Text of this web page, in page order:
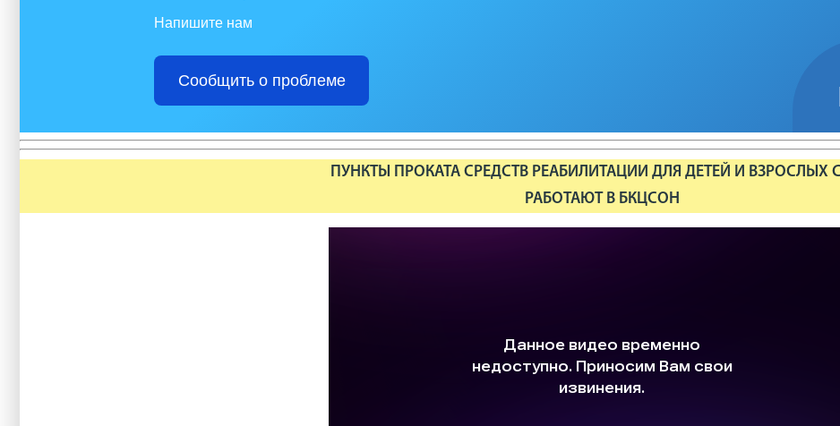
Напишите нам
Сообщить о проблеме
ПУНКТЫ ПРОКАТА СРЕДСТВ РЕАБИЛИТАЦИИ ДЛЯ ДЕТЕЙ И ВЗРОСЛЫХ
РАБОТАЮТ В БКЦСОН